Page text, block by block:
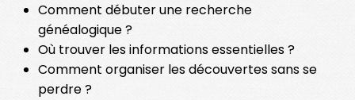
Comment débuter une recherche
généalogique ?
Où trouver les informations essentielles ?
Comment organiser les découvertes sans se
perdre ?